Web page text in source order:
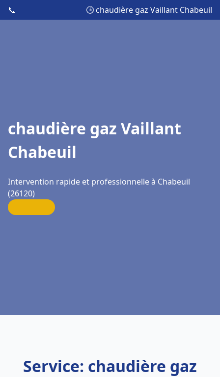
📞 🕒 chaudière gaz Vaillant Chabeuil
chaudière gaz Vaillant
Chabeuil
Intervention rapide et professionnelle à Chabeuil
(26120)
Service: chaudière gaz